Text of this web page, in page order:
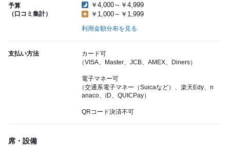
予算
（口コミ集計）
￥4,000～￥4,999
￥1,000～￥1,999
利用金額分布を見る
支払い方法
カード可
（VISA、Master、JCB、AMEX、Diners）
電子マネー可
（交通系電子マネー（Suicaなど）、楽天Edy、n
anaco、iD、QUICPay）
QRコード決済不可
席・設備